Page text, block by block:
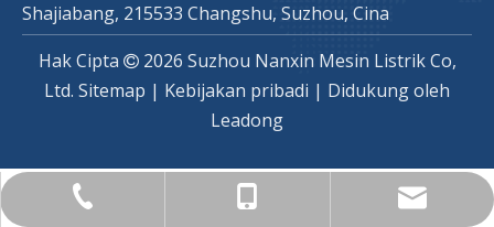
+86-0512-82353800
+86-13962303045
vincent.cw@foxmail.com
Shajiabang, 215533 Changshu, Suzhou, Cina
Hak Cipta  2026 Suzhou Nanxin Mesin Listrik Co,
Ltd. Sitemap | Kebijakan pribadi | Didukung oleh
Leadong